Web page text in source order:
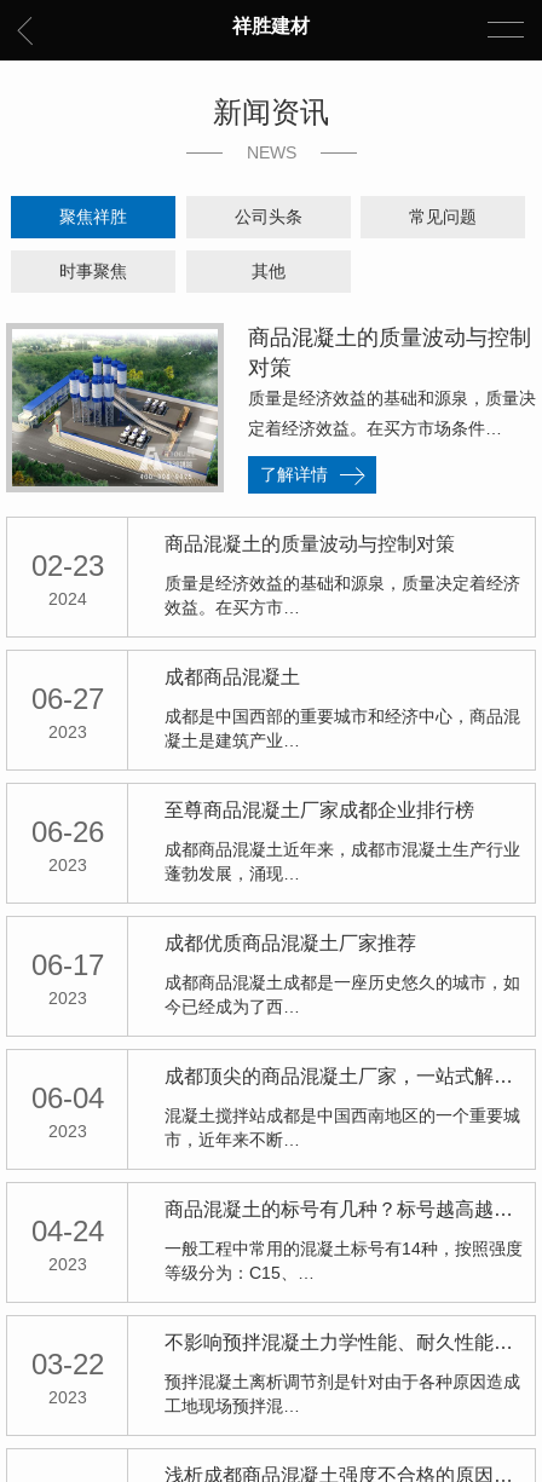
祥胜建材
新闻资讯
NEWS
聚焦祥胜 公司头条 常见问题
时事聚焦 其他
商品混凝土的质量波动与控制
对策
质量是经济效益的基础和源泉，质量决
定着经济效益。在买方市场条件…
了解详情
02-23
2024
商品混凝土的质量波动与控制对策
质量是经济效益的基础和源泉，质量决定着经济
效益。在买方市…
06-27
2023
成都商品混凝土
成都是中国西部的重要城市和经济中心，商品混
凝土是建筑产业…
06-26
2023
至尊商品混凝土厂家成都企业排行榜
成都商品混凝土近年来，成都市混凝土生产行业
蓬勃发展，涌现…
06-17
2023
成都优质商品混凝土厂家推荐
成都商品混凝土成都是一座历史悠久的城市，如
今已经成为了西…
06-04
2023
成都顶尖的商品混凝土厂家，一站式解决建筑材料需求！
混凝土搅拌站成都是中国西南地区的一个重要城
市，近年来不断…
04-24
2023
商品混凝土的标号有几种？标号越高越好吗？
一般工程中常用的混凝土标号有14种，按照强度
等级分为：C15、…
03-22
2023
不影响预拌混凝土力学性能、耐久性能的情况下，如何快速解决混凝土离析问题？
预拌混凝土离析调节剂是针对由于各种原因造成
工地现场预拌混…
浅析成都商品混凝土强度不合格的原因有哪些？